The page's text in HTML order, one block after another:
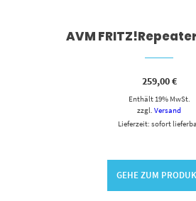
AVM
259,00€
Enthält 19% MwSt.
zzgl.Versand
Lieferzeit: sofort
GEHE ZUM